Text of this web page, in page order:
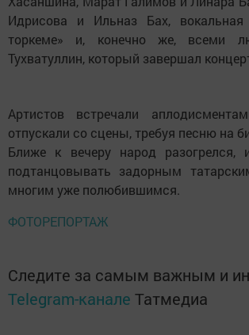
Идрисова и Ильназ Бах, вокальная
торкеме» и, конечно же, всеми
Тухватуллин, который завершал
Артистов встречали
отпускали со сцены, требуя песню на
Ближе к вечеру народ разогрелся,
подтанцовывать задорным
многим уже полюбившимся.
ФОТОРЕПОРТАЖ
Следите за самым важным и
Telegram-канале Татмедиа